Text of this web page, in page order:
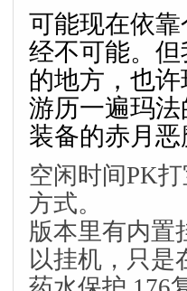
可能现在依
经不可能。
的地方，也
游历一遍玛
装备的赤月
空闲时间PK
方式。
版本里有内置
以挂机，只是